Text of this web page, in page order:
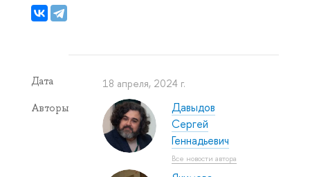
Дата 18 апреля, 2024 г.
Авторы
Давыдов
Сергей
Геннадьевич
Все новости автора